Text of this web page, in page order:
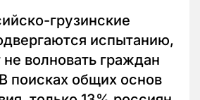
грузинские
испытанию,
волновать граждан
поисках общих основ